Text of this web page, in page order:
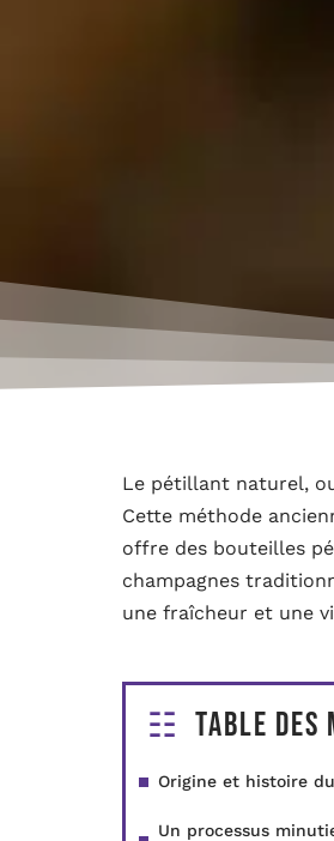
Le pétillant naturel,
Cette méthode
offre des bouteilles
champagnes
une fraîcheur et une
Table des
Origine et histoire
Un processus